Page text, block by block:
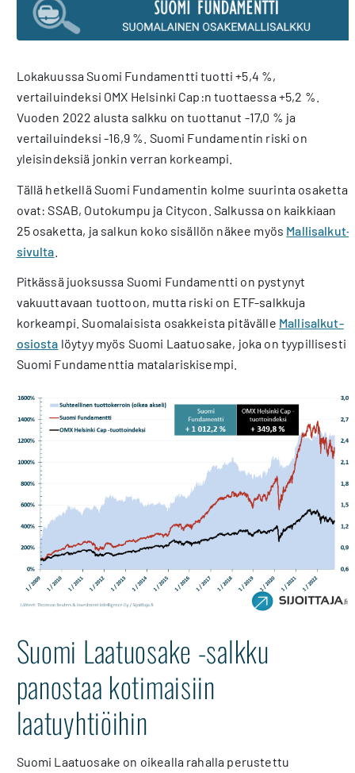
Lokakuussa Suomi Fundamentti tuotti +5,4 %,
vertailuindeksi OMX Helsinki Cap:n tuottaessa +5,2 %.
Vuoden 2022 alusta salkku on tuottanut -17,0 % ja
vertailuindeksi -16,9 %. Suomi Fundamentin riski on
yleisindeksiä jonkin verran korkeampi.
Tällä hetkellä Suomi Fundamentin kolme suurinta osaketta
ovat: SSAB, Outokumpu ja Citycon. Salkussa on kaikkiaan
25 osaketta, ja salkun koko sisällön näkee myös Mallisalkut-
sivulta
Pitkässä juoksussa Suomi Fundamentti on pystynyt
vakuuttavaan tuottoon, mutta riski on ETF-salkkuja
korkeampi. Suomalaisista osakkeista pitävälle Mallisalkut-
osiosta löytyy myös Suomi Laatuosake, joka on tyypillisesti
Suomi Fundamenttia matalariskisempi.
Suomi Laatuosake -salkku
panostaa kotimaisiin
laatuyhtiöihin
Suomi Laatuosake on oikealla rahalla perustettu